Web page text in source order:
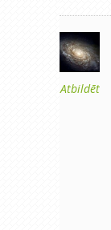
Atbildēt